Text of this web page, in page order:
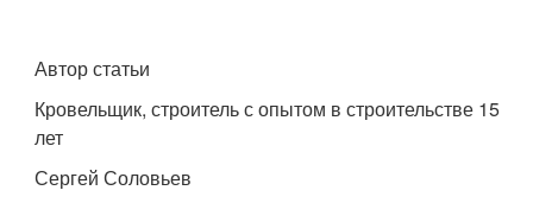
Автор статьи
Кровельщик, строитель с опытом в строительстве 15
лет
Сергей Соловьев